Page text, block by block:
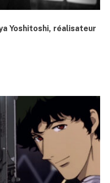
Yoshitoshi, réalisateur